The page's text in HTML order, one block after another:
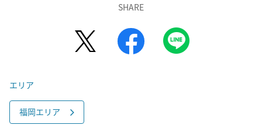
SHARE
エリア
福岡エリア